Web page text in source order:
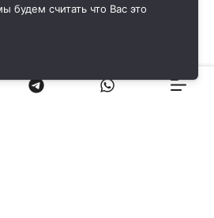
будем считать что Вас это